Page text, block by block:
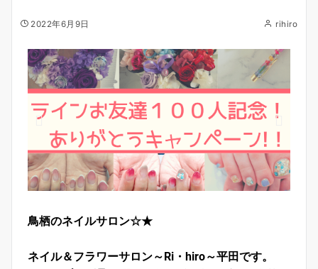
2022年6月9日 rihiro
鳥栖のネイルサロン☆★
ネイル＆フラワーサロン～Ri・hiro～平田です。